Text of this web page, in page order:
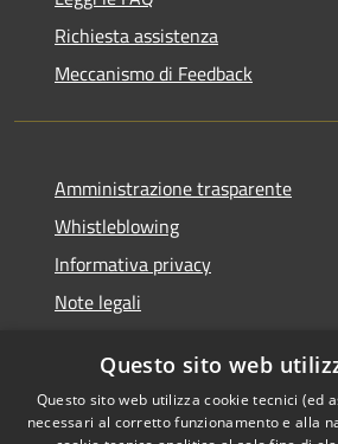
Richiesta assistenza
Meccanismo di Feedback
Amministrazione trasparente
Whistleblowing
Informativa privacy
Note legali
Segnalazioni di inaccessibilità
Questo sito web
Questo sito web utilizza cookie tecnici (ed
necessari al corretto funzionamento e alla